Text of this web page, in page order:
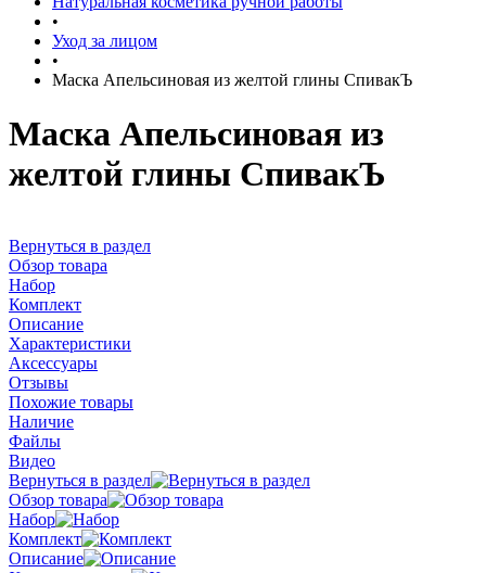
•
Уход за лицом
•
Маска Апельсиновая из желтой глины СпивакЪ
Маска Апельсиновая из
желтой глины СпивакЪ
Вернуться в раздел
Обзор товара
Набор
Комплект
Описание
Характеристики
Аксессуары
Отзывы
Похожие товары
Наличие
Файлы
Видео
Вернуться в раздел
Обзор товара
Набор
Комплект
Описание